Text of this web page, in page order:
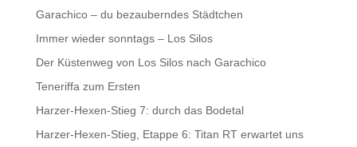
Garachico – du bezauberndes Städtchen
Immer wieder sonntags – Los Silos
Der Küstenweg von Los Silos nach Garachico
Teneriffa zum Ersten
Harzer-Hexen-Stieg 7: durch das Bodetal
Harzer-Hexen-Stieg, Etappe 6: Titan RT erwartet uns